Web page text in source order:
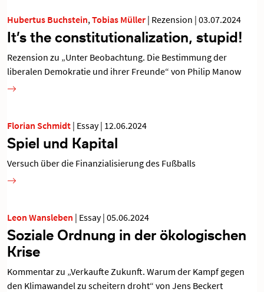
Hubertus Buchstein, Tobias Müller | Rezension | 03.07.2024
It’s the constitutionalization, stupid!
Rezension zu „Unter Beobachtung. Die Bestimmung der
liberalen Demokratie und ihrer Freunde“ von Philip Manow
Florian Schmidt | Essay| 12.06.2024
Spiel und Kapital
Versuch über die Finanzialisierung des Fußballs
Leon Wansleben | Essay| 05.06.2024
Soziale Ordnung in der ökologischen
Krise
Kommentar zu „Verkaufte Zukunft. Warum der Kampf gegen
den Klimawandel zu scheitern droht“ von Jens Beckert